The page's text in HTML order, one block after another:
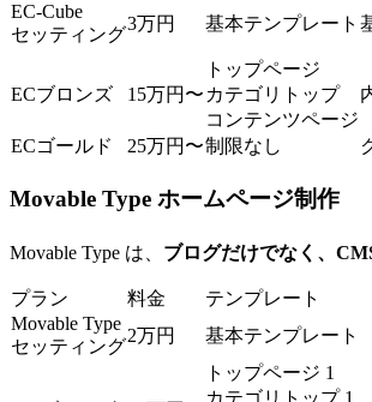
EC-Cube
セッティング
3万円 基本テンプレート
ECブロンズ 15万円〜
トップページ
カテゴリトップ
コンテンツページ
ECゴールド 25万円〜制限なし
Movable Type ホームページ制作
Movable Type は、 ブログだけでなく、
プラン 料金 テンプレート
Movable Type
セッティング
2万円 基本テンプレート
トップページ 1
カテゴリトップ 1